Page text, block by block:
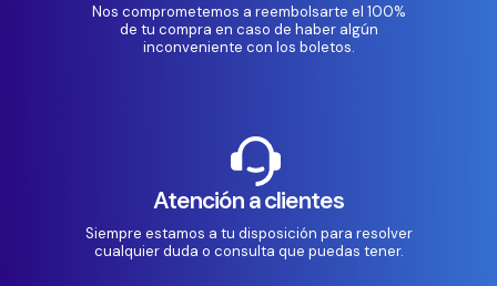
Nos comprometemos a reembolsarte el 100%
de tu compra en caso de haber algún
inconveniente con los boletos.
Atención a clientes
Siempre estamos a tu disposición para resolver
cualquier duda o consulta que puedas tener.